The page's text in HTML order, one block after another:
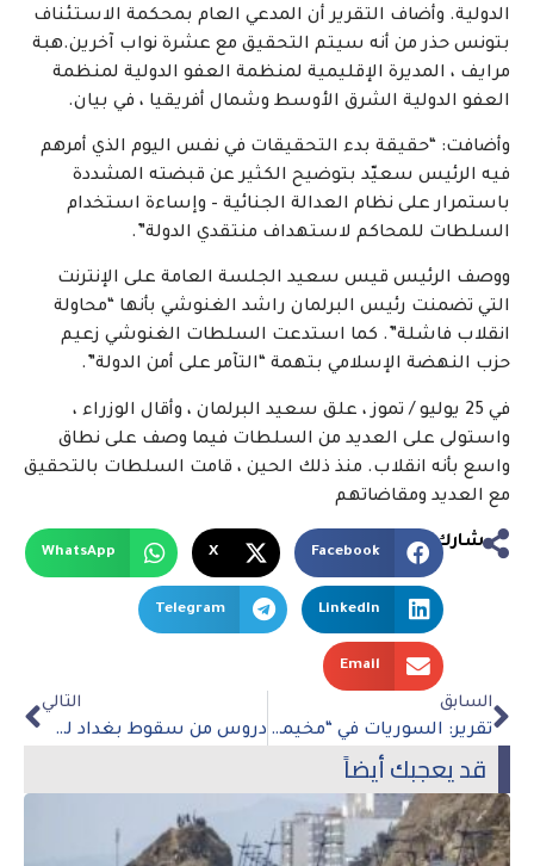
الدولية. وأضاف التقرير أن المدعي العام بمحكمة الاستئناف
بتونس حذر من أنه سيتم التحقيق مع عشرة نواب آخرين.هبة
مرايف ، المديرة الإقليمية لمنظمة العفو الدولية لمنظمة
العفو الدولية الشرق الأوسط وشمال أفريقيا ، في بيان.
وأضافت: “حقيقة بدء التحقيقات في نفس اليوم الذي أمرهم
فيه الرئيس سعيّد بتوضيح الكثير عن قبضته المشددة
باستمرار على نظام العدالة الجنائية – وإساءة استخدام
السلطات للمحاكم لاستهداف منتقدي الدولة”.
ووصف الرئيس قيس سعيد الجلسة العامة على الإنترنت
التي تضمنت رئيس البرلمان راشد الغنوشي بأنها “محاولة
انقلاب فاشلة”. كما استدعت السلطات الغنوشي زعيم
حزب النهضة الإسلامي بتهمة “التآمر على أمن الدولة”.
في 25 يوليو / تموز ، علق سعيد البرلمان ، وأقال الوزراء ،
واستولى على العديد من السلطات فيما وصف على نطاق
واسع بأنه انقلاب. منذ ذلك الحين ، قامت السلطات بالتحقيق
مع العديد ومقاضاتهم
شارك
Facebook
X
WhatsApp
LinkedIn
Telegram
Email
السابق
تقرير: السوريات في “مخيمات الأرامل” تواجه عنفاً مزمناً وانتهاكاً جنسياً
التالي
دروس من سقوط بغداد لحرب أوكرانيا
قد يعجبك أيضاً